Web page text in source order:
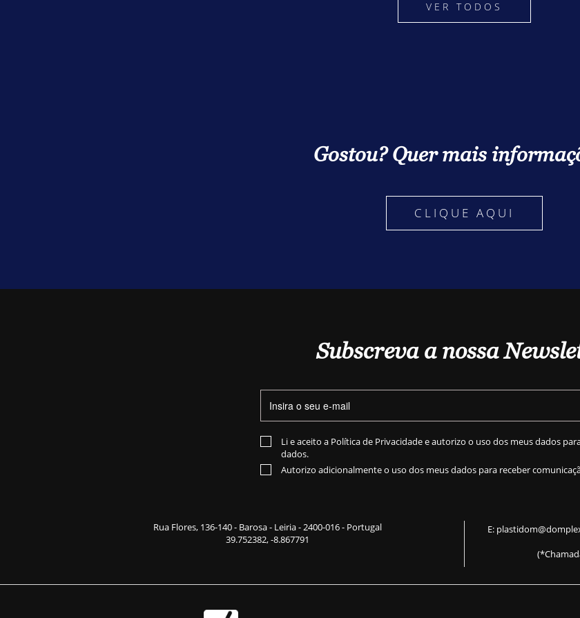
VER TODOS
Gostou? Quer mais
CLIQUE AQUI
Subscreva a nossa
Li e aceito a Política de Privacidadee autorizo o uso dos meus dados
dados.
Autorizo adicionalmente o uso dos meus dados para receber
Rua Flores, 136-140- Barosa - Leiria - 2400-016 - Portugal
39.752382, -8.867791
E: